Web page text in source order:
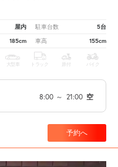
屋内 駐車台数 5台
185cm 車高 155cm
大型車 トラック 原付 バイク
8:00 ～ 21:00 空
予約へ